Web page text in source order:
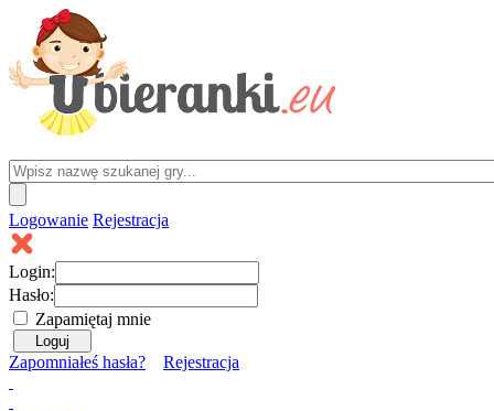
Logowanie Rejestracja
Login:
Hasło:
Zapamiętaj mnie
Zapomniałeś hasła? Rejestracja